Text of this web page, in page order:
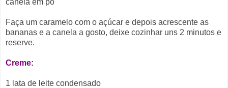
Faça um caramelo com o açúcar e depois acrescente as
bananas e a canela a gosto, deixe cozinhar uns 2 minutos e
reserve.
Creme:
1 lata de leite condensado